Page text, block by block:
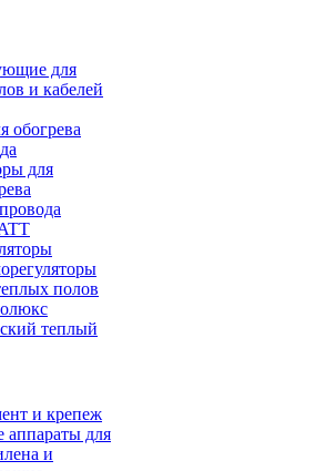
для
и кабелей
обогрева
для
полов
теплый
и крепеж
аппараты для
и